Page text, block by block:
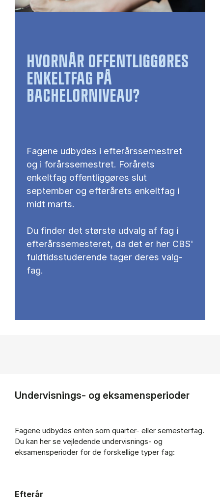
HVORNÅR OFFENTLIGGØRES
ENKELTFAG PÅ
BACHELORNIVEAU?
Fagene udbydes i efterårssemestret
og i forårssemestret. Forårets
enkeltfag offentliggøres slut
september og efterårets enkeltfag i
midt marts.
Du fin­der det stør­ste ud­valg af fag i
ef­ter­års­se­meste­ret, da det er her CBS'
fuld­tids­stu­de­ren­de ta­ger de­res valg­
fag.
Undervisnings- og eksamensperioder
Fagene udbydes enten som quarter- eller semesterfag.
Du kan her se vejledende undervisnings- og
eksamensperioder for de forskellige typer fag:
Efterår